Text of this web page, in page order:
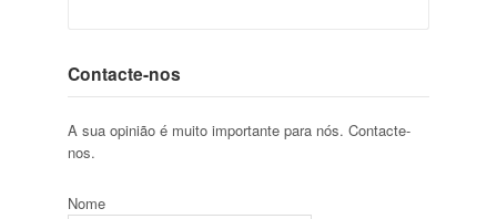
Contacte-nos
A sua opinião é muito importante para nós. Contacte-
nos.
Nome